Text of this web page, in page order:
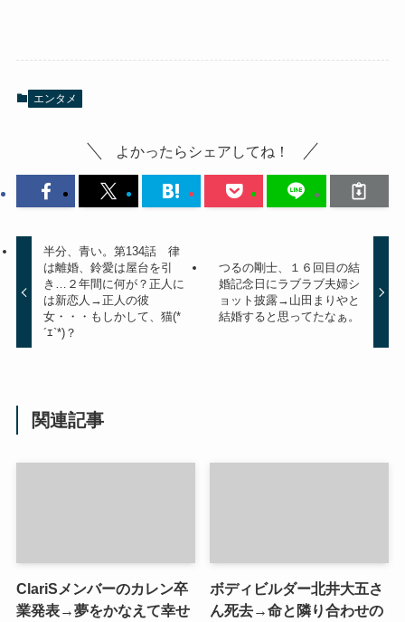
エンタメ
よかったらシェアしてね！
半分、青い。第134話 律
は離婚、鈴愛は屋台を引
き…２年間に何が？正人に
は新恋人→正人の彼
女・・・もしかして、猫(*
´ｴ`*)？
つるの剛士、１６回目の結
婚記念日にラブラブ夫婦シ
ョット披露→山田まりやと
結婚すると思ってたなぁ。
関連記事
ClariSメンバーのカレン卒
業発表→夢をかなえて幸せ
ボディビルダー北井大五さ
ん死去→命と隣り合わせの